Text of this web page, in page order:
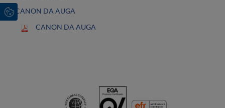
CANON DA AUGA
CANON DA AUGA